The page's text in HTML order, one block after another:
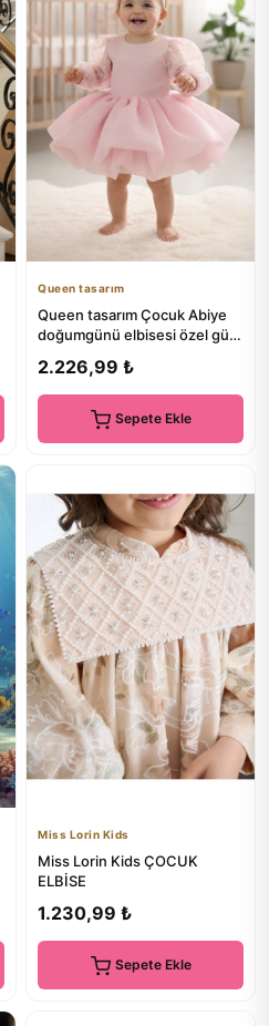
Queen tasarım
Queen tasarım Çocuk Abiye
doğumgünü elbisesi özel gün
2.226,99 ₺
Sepete Ekle
Miss Lorin Kids
Miss Lorin Kids ÇOCUK
ELBİSE
1.230,99 ₺
Sepete Ekle